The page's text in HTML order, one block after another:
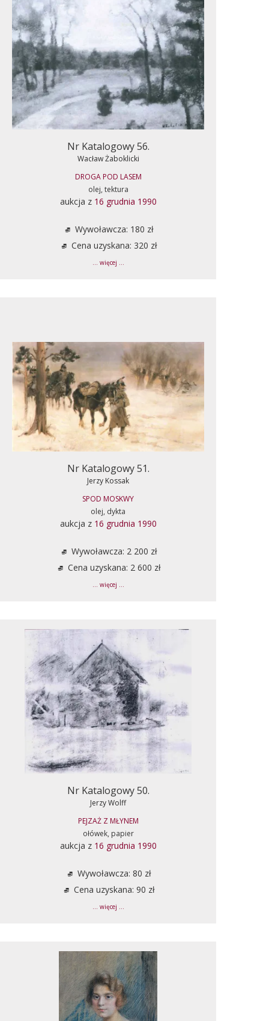
Nr Katalogowy 56.
Wacław Żaboklicki
DROGA POD LASEM
olej, tektura
aukcja z 16 grudnia 1990
Wywoławcza: 180 zł
Cena uzyskana: 320 zł
... więcej ...
Nr Katalogowy 51.
Jerzy Kossak
SPOD MOSKWY
olej, dykta
aukcja z 16 grudnia 1990
Wywoławcza: 2 200 zł
Cena uzyskana: 2 600 zł
... więcej ...
Nr Katalogowy 50.
Jerzy Wolff
PEJZAŻ Z MŁYNEM
ołówek, papier
aukcja z 16 grudnia 1990
Wywoławcza: 80 zł
Cena uzyskana: 90 zł
... więcej ...